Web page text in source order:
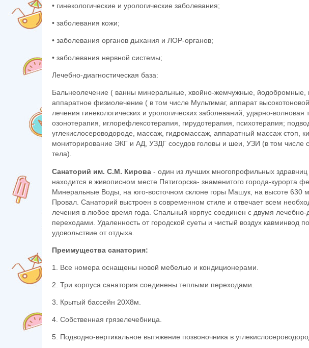
• гинекологические и урологические заболевания;
• заболевания кожи;
• заболевания органов дыхания и ЛОР-органов;
• заболевания нервной системы;
Лечебно-диагностическая база:
Бальнеолечение ( ванны минеральные, хвойно-жемчужные, йодобромные,
аппаратное физиолечение ( в том числе Мультимаг, аппарат
лечения гинекологических и урологических заболеваний, ударно-волновая
озонотерапия, иглорефлексотерапия, гирудотерапия, психотерапия;
углекислосероводороде, массаж, гидромассаж, аппаратный массаж стоп,
мониторирование ЭКГ и АД, УЗДГ сосудов головы и шеи, УЗИ (в том числе
тела).
Санаторий им. С.М. Кирова - один из лучших многопрофильных
находится в живописном месте Пятигорска- знаменитого города-курорта
Минеральные Воды, на юго-восточном склоне горы Машук, на высоте 630
Провал. Санаторий выстроен в современном стиле и отвечает всем
лечения в любое время года. Спальный корпус соединен с двумя лечебно-
переходами. Удаленность от городской суеты и чистый воздух кавминвод
удовольствие от отдыха.
Преимущества санатория:
1. Все номера оснащены новой мебелью и кондиционерами.
2. Три корпуса санатория соединены теплыми переходами.
3. Крытый бассейн 20Х8м.
4. Собственная грязелечебница.
5. Подводно-вертикальное вытяжение позвоночника в